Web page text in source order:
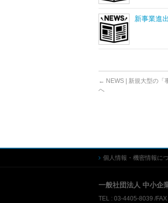
新事業進
← NEWS | 新規大型の「
へ
個人情報・機密情報に
一般社団法人 中小企
TEL : 03-4405-8039 /